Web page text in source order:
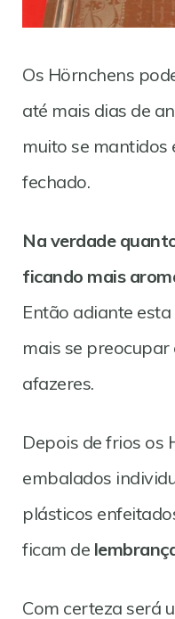
Os Hörnchens
até mais dias de
muito se mantidos
fechado.
Na verdade
ficando mais
Então adiante
mais se
afazeres.
Depois de frios os
embalados
plásticos
ficam de
Com certeza será